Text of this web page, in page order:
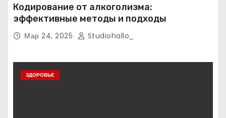
Кодирование от алкоголизма:
эффективные методы и подходы
Мар 24, 2025 Studiohallo_
ЗДОРОВЬЕ